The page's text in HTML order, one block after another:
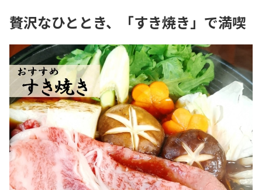
贅沢なひととき、「すき焼き」で満喫